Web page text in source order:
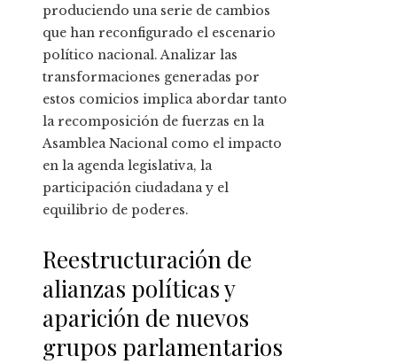
produciendo una serie de cambios
que han reconfigurado el escenario
político nacional. Analizar las
transformaciones generadas por
estos comicios implica abordar tanto
la recomposición de fuerzas en la
Asamblea Nacional como el impacto
en la agenda legislativa, la
participación ciudadana y el
equilibrio de poderes.
Reestructuración de
alianzas políticas y
aparición de nuevos
grupos parlamentarios